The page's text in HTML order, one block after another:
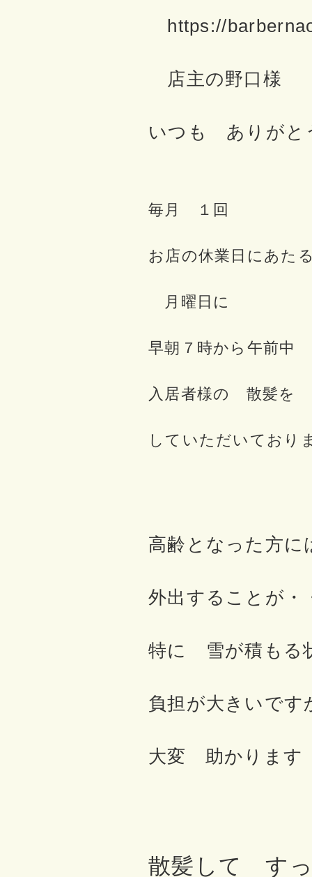
https://
店主の野口様
いつも ありがと
毎月 １回
お店の休業日にあた
月曜日に
早朝７時から午前中
入居者様の 散髪を
していただいており
高齢となった方に
外出することが・
特に 雪が積もる
負担が大きいです
大変 助かります
散髪して す